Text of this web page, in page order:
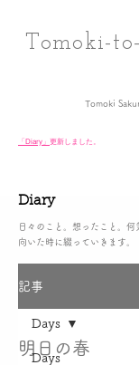
Tomoki-
Tomoki
「Diary」 更新しました。
Diary
日々のこと。想ったこと。
向いた時に綴っていきます。
記事
Days
Days
明日の春